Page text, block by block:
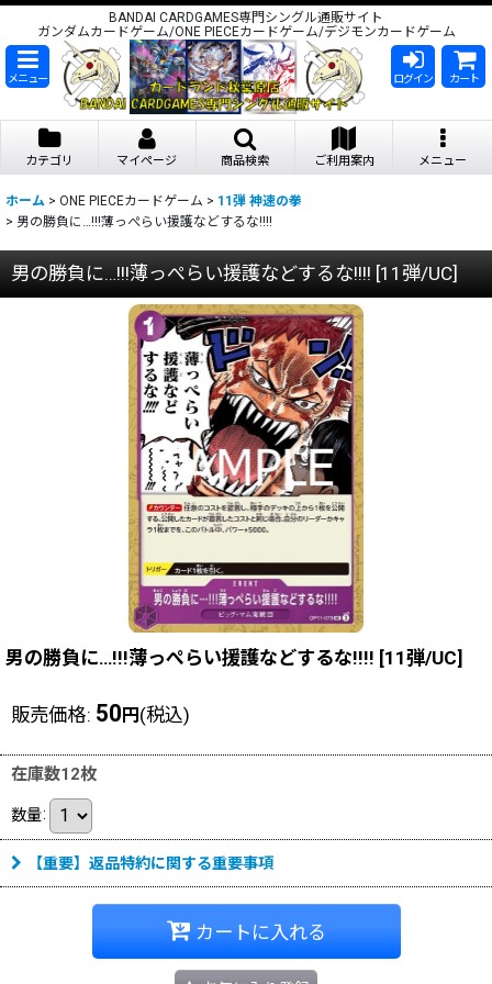
BANDAI CARDGAMES専門シングル通販サイト
ガンダムカードゲーム/ONE PIECEカードゲーム/デジモンカードゲーム
メニュー ログイン カート
カテゴリ マイページ 商品検索 ご利用案内 メニュー
ホーム > ONE PIECEカードゲーム > 11弾 神速の拳
> 男の勝負に…!!!薄っぺらい援護などするな!!!!
男の勝負に…!!!薄っぺらい援護などするな!!!! [11弾/UC]
男の勝負に…!!!薄っぺらい援護などするな!!!! [11弾/UC]
販売価格: 50 円 (税込)
在庫数12枚
数量:
【重要】返品特約に関する重要事項
カートに入れる